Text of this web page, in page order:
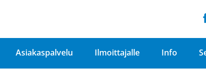
Asiakaspalvelu Ilmoittajalle Info